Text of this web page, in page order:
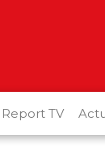
Report TV